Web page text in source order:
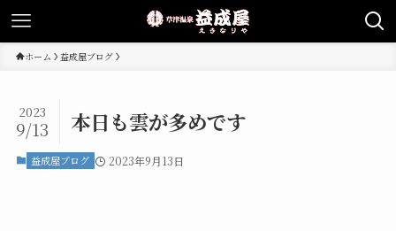
ホーム 益成屋ブログ
本日も雲が多めです
2023
9/13
益成屋ブログ 2023年9月13日